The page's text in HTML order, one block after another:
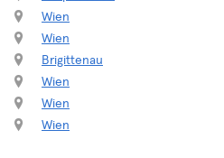
Wien
Wien
Brigittenau
Wien
Wien
Wien